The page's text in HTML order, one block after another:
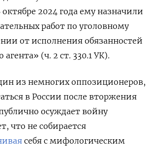
2024 года ему назначили
работ по уголовному
от исполнения обязанностей
агента» (ч. 2 ст. 330.1 УК).
из немногих оппозиционеров,
в России после вторжения
осуждает войну
что не собирается
себя с мифологическим